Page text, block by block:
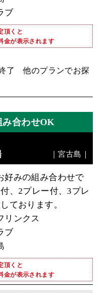
ブ
頂くと
金が表示されます
了 他のプランでお探
み合わせOK
｜宮古島｜
好みの組み合わせで
、2プレー付、3プレ
ております。
リンクス
ブ
頂くと
金が表示されます